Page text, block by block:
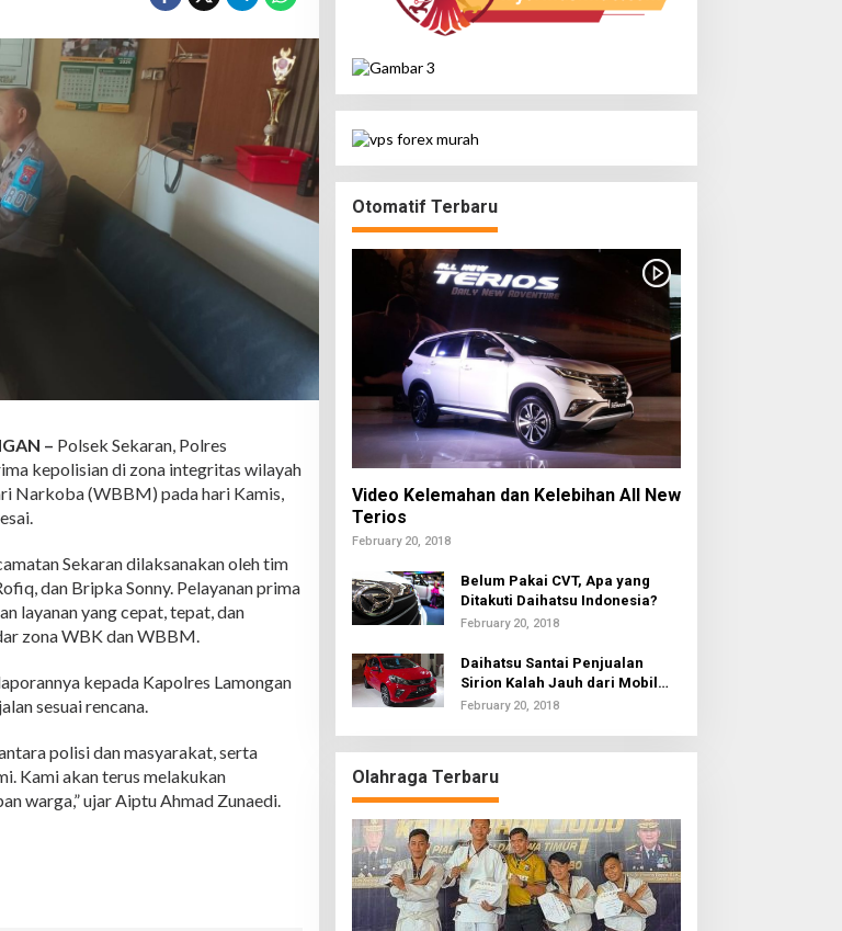
– Polsek Sekaran, Polres
kepolisian di zona integritas wilayah
Narkoba (WBBM) pada hari Kamis,
Sekaran dilaksanakan oleh tim
dan Bripka Sonny. Pelayanan prima
layanan yang cepat, tepat, dan
zona WBK dan WBBM.
kepada Kapolres Lamongan
sesuai rencana.
polisi dan masyarakat, serta
Kami akan terus melakukan
warga,” ujar Aiptu Ahmad Zunaedi.
Otomatif Terbaru
Video Kelemahan dan Kelebihan All New
Terios
February 20, 2018
Belum Pakai CVT, Apa yang
Ditakuti Daihatsu Indonesia?
February 20, 2018
Daihatsu Santai Penjualan
Sirion Kalah Jauh dari Mobil
LCGC
February 20, 2018
Olahraga Terbaru